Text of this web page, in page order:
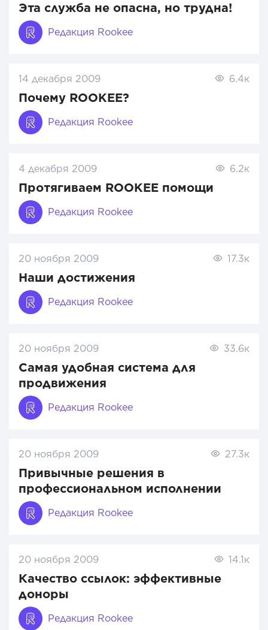
Эта служба не опасна, но трудна!
Редакция Rookee
14 декабря 2009 6.4к
Почему ROOKEE?
Редакция Rookee
4 декабря 2009 6.2к
Протягиваем ROOKEE помощи
Редакция Rookee
20 ноября 2009 17.3к
Наши достижения
Редакция Rookee
20 ноября 2009 33.6к
Самая удобная система для
продвижения
Редакция Rookee
20 ноября 2009 27.3к
Привычные решения в
профессиональном исполнении
Редакция Rookee
20 ноября 2009 14.1к
Качество ссылок: эффективные
доноры
Редакция Rookee